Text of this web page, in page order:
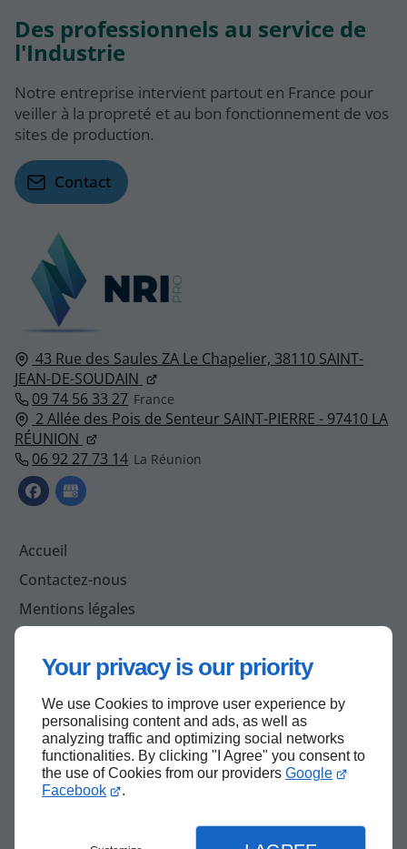
Your privacy is our priority
We use Cookies to improve user experience by
personalising content and ads, as well as
analyzing traffic and optimizing social networks
functionalities. By clicking "I Agree" you consent to
the use of Cookies from our providers Google
Facebook
.
43 Rue des Saules ZA Le Chapelier, 38110 SAINT-
JEAN-DE-SOUDAIN
09 74 56 33 27
2 Allée des Pois de Senteur SAINT-PIERRE - 97410 LA
RÉUNION
06 92 27 73 14
Accueil
Contactez-nous
Mentions légales
Des professionnels au service de
l'Industrie
Notre entreprise intervient partout en France pour
veiller à la propreté et au bon fonctionnement de vos
sites de production.
Contact
Haut de page